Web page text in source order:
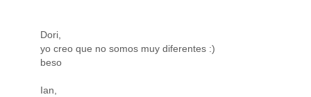
Dori,
yo creo que no somos muy diferentes :)
beso
Ian,